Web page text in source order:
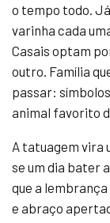
o tempo todo.
varinha cada
Casais optam
outro. Família
passar:
animal favorito
A tatuagem vira
se um dia bater
que a
e abraço